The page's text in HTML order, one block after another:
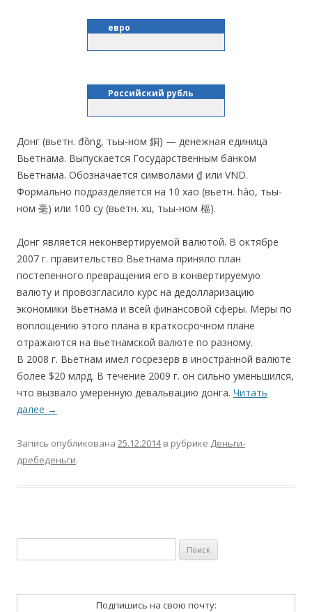
евро
Российский рубль
Донг (вьетн. đồng, тьы-ном 銅) — денежная единица
Вьетнама. Выпускается Государственным банком
Вьетнама. Обозначается символами ₫ или VND.
Формально подразделяется на 10 хао (вьетн. hào, тьы-
ном 毫) или 100 су (вьетн. xu, тьы-ном 樞).
Донг является неконвертируемой валютой. В октябре
2007 г. правительство Вьетнама приняло план
постепенного превращения его в конвертируемую
валюту и провозгласило курс на дедолларизацию
экономики Вьетнама и всей финансовой сферы. Меры по
воплощению этого плана в краткосрочном плане
отражаются на вьетнамской валюте по разному.
В 2008 г. Вьетнам имел госрезерв в иностранной валюте
более $20 млрд. В течение 2009 г. он сильно уменьшился,
что вызвало умеренную девальвацию донга. Читать
далее →
Запись опубликована 25.12.2014в рубрике Деньги-
дребеденьги.
Подпишись на свою почту: